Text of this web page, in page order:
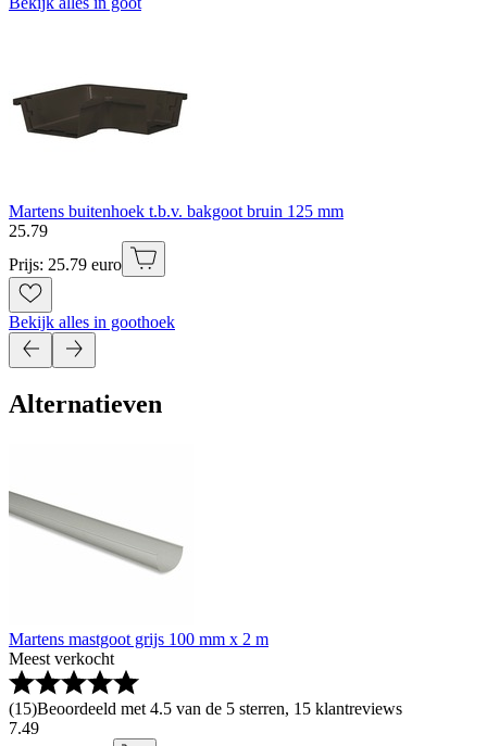
Martens buitenhoek t.b.v. bakgoot bruin 125 mm
25.79
Prijs: 25.79 euro
Bekijk alles in goothoek
Alternatieven
Martens mastgoot grijs 100 mm x 2 m
Meest verkocht
(15)Beoordeeld met 4.5 van de 5 sterren, 15 klantreviews
7.49